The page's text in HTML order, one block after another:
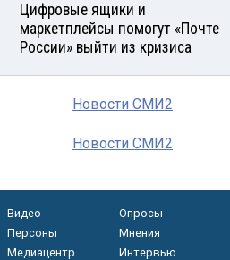
Цифровые ящики и
маркетплейсы помогут «Почте
России» выйти из кризиса
Новости СМИ2
Новости СМИ2
Видео Опросы
Персоны
Мнения
Медиацентр
Интервью